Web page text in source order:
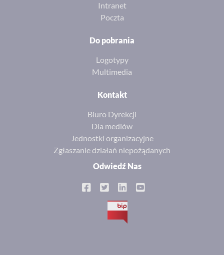
Intranet
Poczta
Do pobrania
Logotypy
Multimedia
Kontakt
Biuro Dyrekcji
Dla mediów
Jednostki organizacyjne
Zgłaszanie działań niepożądanych
Odwiedź Nas
BIP